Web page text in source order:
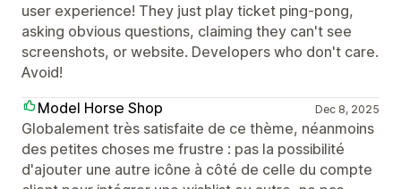
user experience! They just play ticket ping-pong,
asking obvious questions, claiming they can't see
screenshots, or website. Developers who don't care.
Avoid!
Model Horse Shop
Dec 8, 2025
Globalement très satisfaite de ce thème, néanmoins
des petites choses me frustre : pas la possibilité
d'ajouter une autre icône à côté de celle du compte